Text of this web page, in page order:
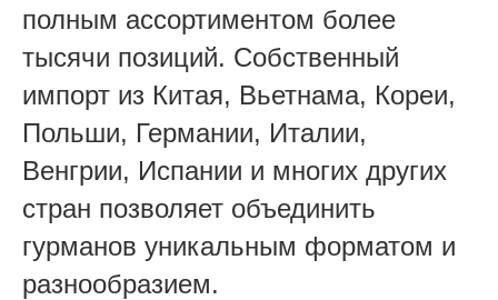
полным ассортиментом более
тысячи позиций. Собственный
импорт из Китая, Вьетнама, Кореи,
Польши, Германии, Италии,
Венгрии, Испании и многих других
стран позволяет объединить
гурманов уникальным форматом и
разнообразием.